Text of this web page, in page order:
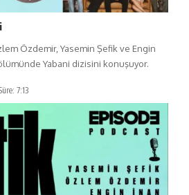
Özdemir, Yasemin Şefik ve Engin
Yabani dizisini konuşuyor.
7:13